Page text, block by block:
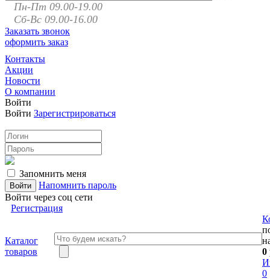
Пн-Пт 09.00-19.00
Сб-Вс 09.00-16.00
Заказать звонок
оформить заказ
Контакты
Акции
Новости
О компании
Войти
Войти Зарегистрироваться
Запомнить меня
Напомнить пароль
Войти через соц сети
Регистрация
Каталог
товаров
0
0